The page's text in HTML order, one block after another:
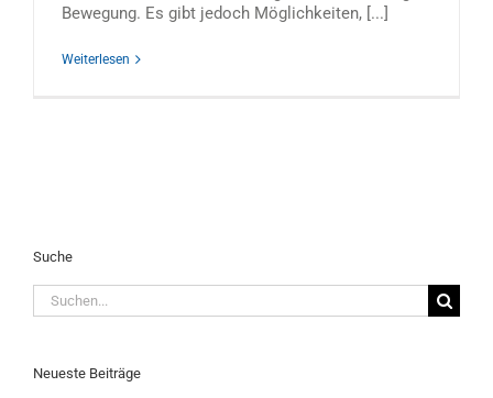
Bewegung. Es gibt jedoch Möglichkeiten, [...]
Weiterlesen
Suche
Suche
nach:
Neueste Beiträge